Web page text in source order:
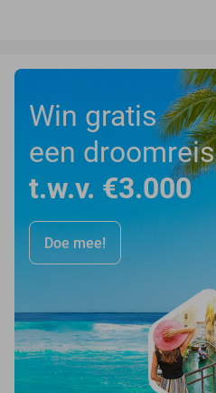
Win gratis
een droomreis
t.w.v. €3.000
Doe mee!